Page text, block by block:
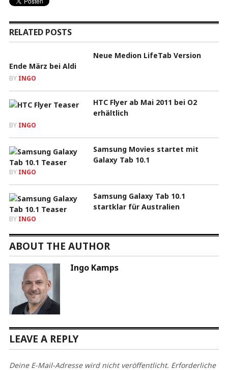
RELATED POSTS
Neue Medion LifeTab Version
Ende März bei Aldi
BY INGO
HTC Flyer ab Mai 2011 bei O2
erhältlich
BY INGO
Samsung Movies startet mit
Galaxy Tab 10.1
BY INGO
Samsung Galaxy Tab 10.1
startklar für Australien
BY INGO
ABOUT THE AUTHOR
Ingo Kamps
LEAVE A REPLY
Deine E-Mail-Adresse wird nicht veröffentlicht. Erforderliche